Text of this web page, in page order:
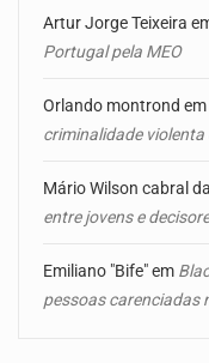
Artur Jorge Teixeira
Portugal pela MEO
Orlando montrond em
criminalidade violenta
Mário Wilson cabral
entre jovens e
Emiliano "Bife"em
pessoas carenciadas